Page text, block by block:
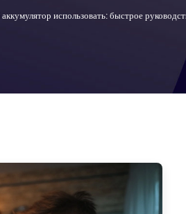
использовать: быстрое